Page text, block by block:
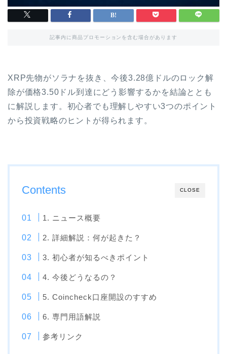
記事内に商品プロモーションを含む場合があります
XRP先物がソラナを抜き、今後3.28億ドルのロック解
除が価格3.50ドル到達にどう影響するかを結論ととも
に解説します。初心者でも理解しやすい3つのポイント
から投資戦略のヒントが得られます。
CLOSE
Contents
1. ニュース概要
2. 詳細解説：何が起きた？
3. 初心者が知るべきポイント
4. 今後どうなるの？
5. Coincheck口座開設のすすめ
6. 専門用語解説
参考リンク